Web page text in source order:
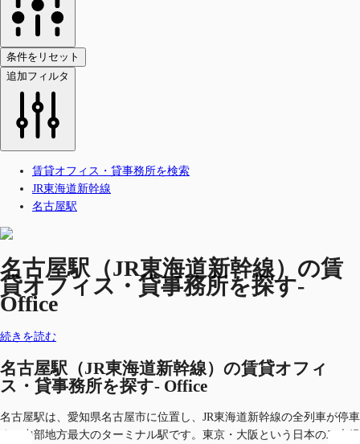
条件をリセット
追加フィルタ
賃貸オフィス・貸事務所を検索
JR東海道新幹線
名古屋駅
名古屋駅（JR東海道新幹線）の賃
貸オフィス・貸事務所を探す-
Office
続きを読む
名古屋駅（JR東海道新幹線）の賃貸オフィ
ス・貸事務所を探す- Office
名古屋駅は、愛知県名古屋市に位置し、JR東海道新幹線の全列車が停車
する中部地方最大のターミナル駅です。東京・大阪という日本の二大経